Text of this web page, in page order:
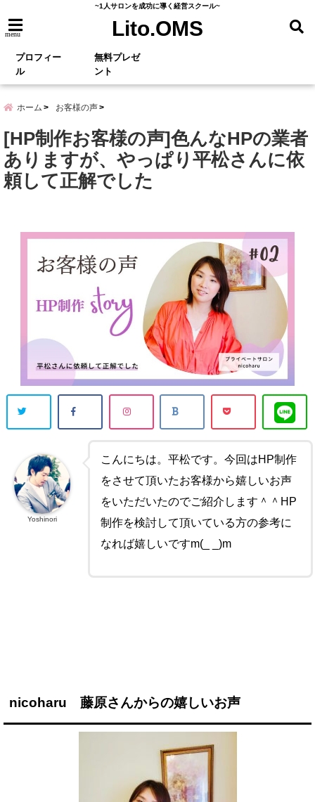
~1人サロンを成功に導く経営スクール~
menu Lito.OMS
プロフィー
ル
無料プレゼ
ント
ホーム お客様の声
[HP制作お客様の声]色んなHPの業者
ありますが、やっぱり平松さんに依
頼して正解でした
こんにちは。平松です。今回はHP制作
をさせて頂いたお客様から嬉しいお声
をいただいたのでご紹介します＾＾HP
制作を検討して頂いている方の参考に
なれば嬉しいですm(_ _)m
Yoshinori
nicoharu 藤原さんからの嬉しいお声